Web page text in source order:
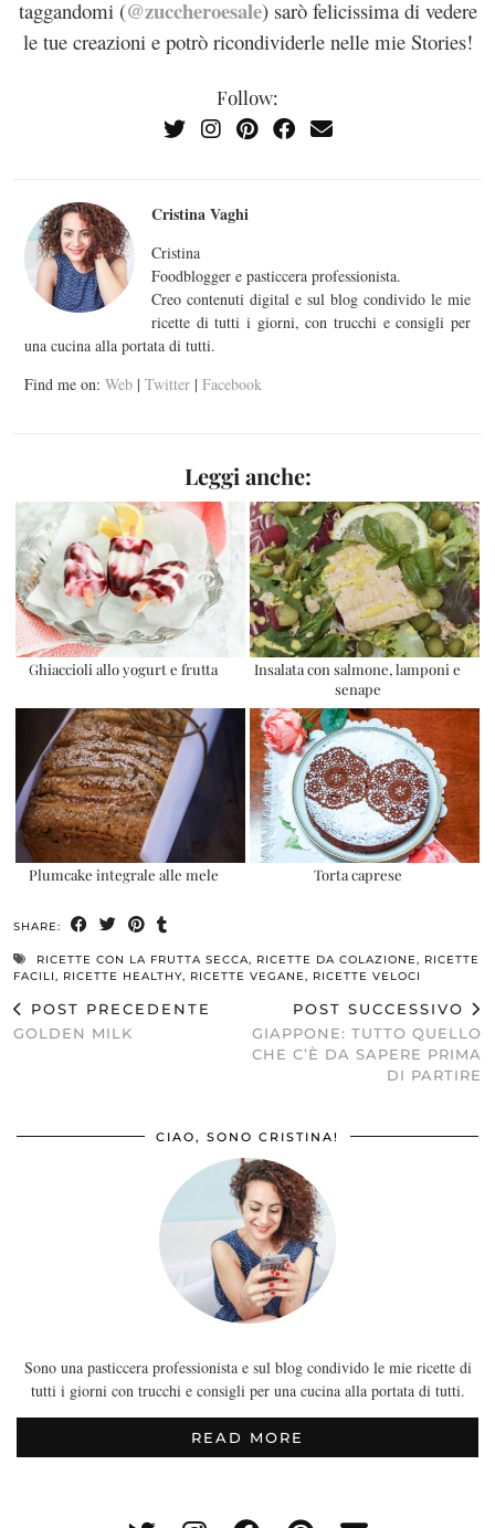
taggandomi (@zuccheroesale) sarò felicissima di vedere
le tue creazioni e potrò ricondividerle nelle mie Stories!
Follow:
Cristina Vaghi
Cristina
Foodblogger e pasticcera professionista.
Creo contenuti digital e sul blog condivido le mie
ricette di tutti i giorni, con trucchi e consigli per
una cucina alla portata di tutti.
Find me on: Web | Twitter | Facebook
Leggi anche:
Ghiaccioli allo yogurt e frutta
Insalata con salmone, lamponi e
senape
Plumcake integrale alle mele Torta caprese
SHARE:
RICETTE CON LA FRUTTA SECCA, RICETTE DA COLAZIONE, RICETTE
FACILI, RICETTE HEALTHY, RICETTE VEGANE, RICETTE VELOCI
POST PRECEDENTE
GOLDEN MILK
POST SUCCESSIVO
GIAPPONE: TUTTO QUELLO
CHE C’È DA SAPERE PRIMA
DI PARTIRE
CIAO, SONO CRISTINA!
Sono una pasticcera professionista e sul blog condivido le mie ricette di
tutti i giorni con trucchi e consigli per una cucina alla portata di tutti.
READ MORE